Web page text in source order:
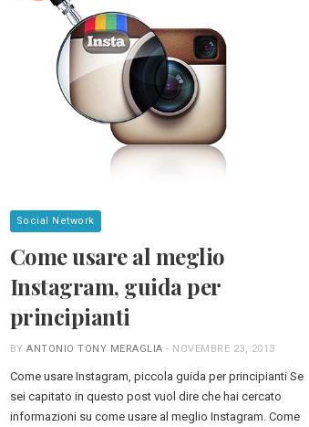
Social Network
Come usare al meglio
Instagram, guida per
principianti
BYANTONIO TONY MERAGLIA - NOVEMBRE 23, 2013
Come usare Instagram, piccola guida per principianti Se
sei capitato in questo post vuol dire che hai cercato
informazioni su come usare al meglio Instagram. Come